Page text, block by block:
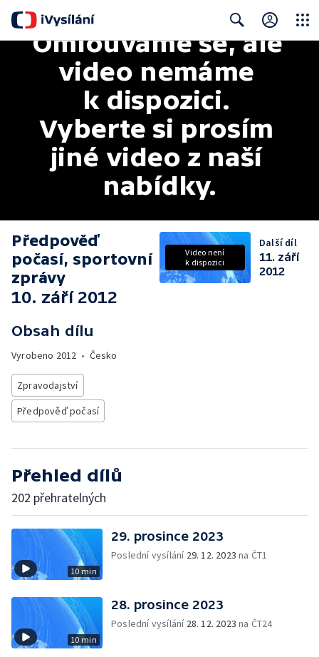
Search
Omlouváme se, ale
video nemáme
k dispozici.
Vyberte si prosím
jiné video z naší
nabídky.
Předpověď
počasí, sportovní
zprávy
10. září 2012
Obsah dílu
Vyrobeno 2012 • Česko
Zpravodajství
Předpověď počasí
Video není
k dispozici
Další díl
11. září
2012
Přehled dílů
202 přehratelných
10 min
29. prosince 2023
Poslední vysílání 29. 12. 2023 na ČT1
10 min
28. prosince 2023
Poslední vysílání 28. 12. 2023 na ČT24